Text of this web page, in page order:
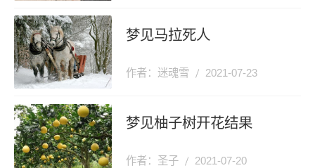
梦见马拉死人
作者：迷魂雪 2021-07-23
梦见柚子树开花结果
作者：圣子 2021-07-20